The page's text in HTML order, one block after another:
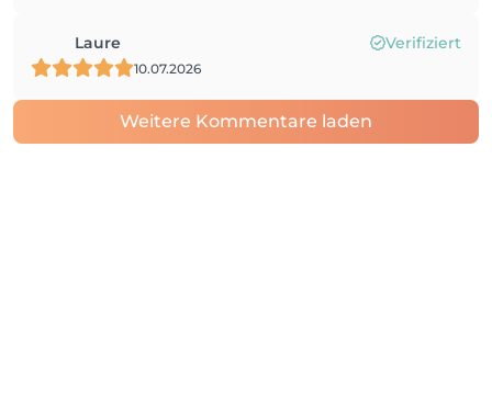
Laure Verifiziert
10.07.2026
Weitere Kommentare laden